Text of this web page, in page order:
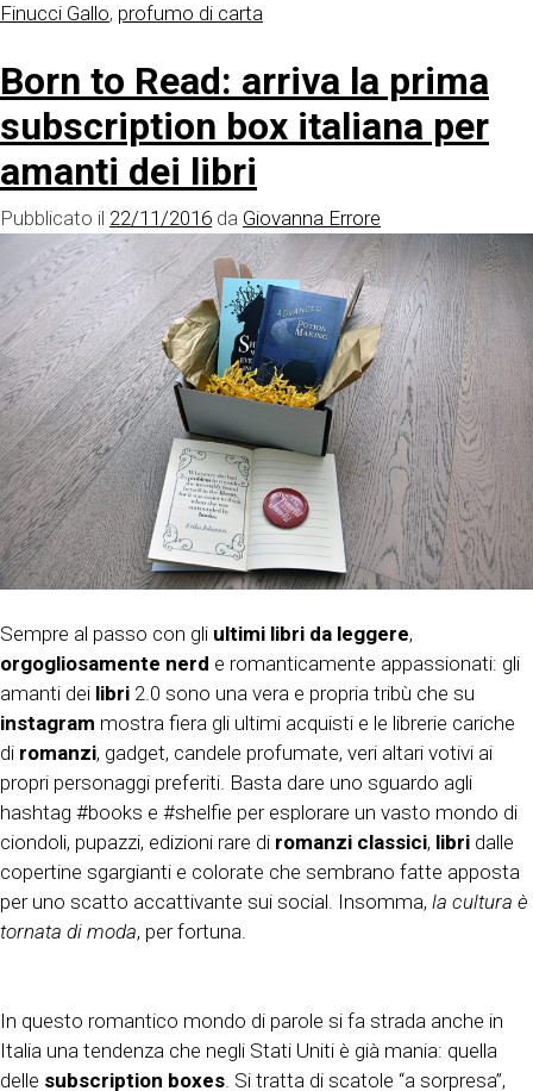
Finucci Gallo, profumo di carta
Born to Read: arriva la prima
subscription box italiana per
amanti dei libri
Pubblicato il 22/11/2016 da Giovanna Errore
Sempre al passo con gli ultimi libri da leggere,
orgogliosamente nerd e romanticamente appassionati: gli
amanti dei libri 2.0 sono una vera e propria tribù che su
instagram mostra fiera gli ultimi acquisti e le librerie cariche
di romanzi, gadget, candele profumate, veri altari votivi ai
propri personaggi preferiti. Basta dare uno sguardo agli
hashtag #books e #shelfie per esplorare un vasto mondo di
ciondoli, pupazzi, edizioni rare di romanzi classici, libri dalle
copertine sgargianti e colorate che sembrano fatte apposta
per uno scatto accattivante sui social. Insomma, la cultura è
tornata di moda, per fortuna.
In questo romantico mondo di parole si fa strada anche in
Italia una tendenza che negli Stati Uniti è già mania: quella
delle subscription boxes. Si tratta di scatole “a sorpresa”,